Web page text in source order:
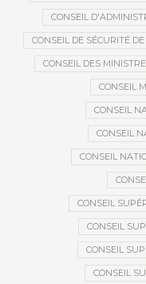
CONSEIL
CONSEIL DE SÉCURITÉ
CONSEIL DES
CONSEIL
CONSEIL
CONSEIL
CONSEIL
CONSEIL
CONSEIL
CONSEIL
CONSEIL